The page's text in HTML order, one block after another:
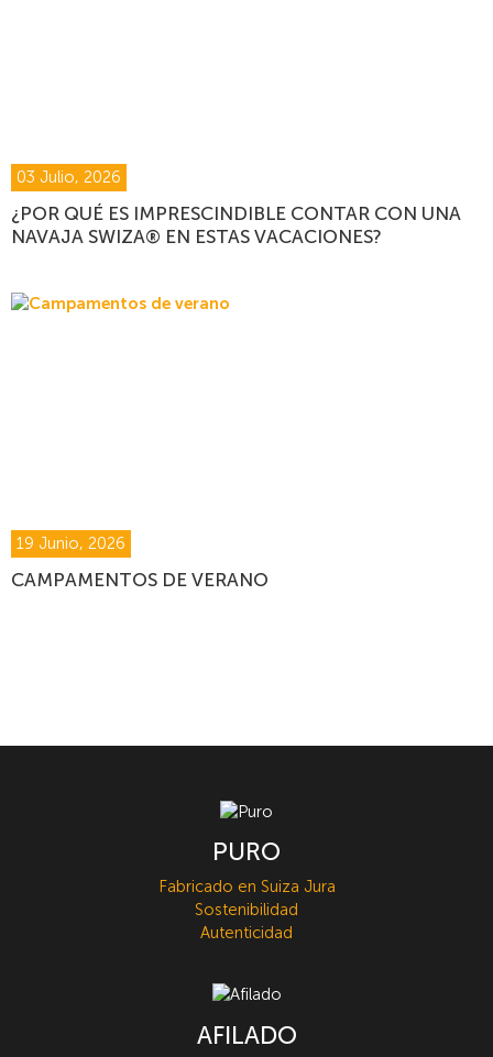
03 Julio, 2026
¿POR QUÉ ES IMPRESCINDIBLE CONTAR CON UNA
NAVAJA SWIZA® EN ESTAS VACACIONES?
19 Junio, 2026
CAMPAMENTOS DE VERANO
PURO
Fabricado en Suiza Jura
Sostenibilidad
Autenticidad
AFILADO